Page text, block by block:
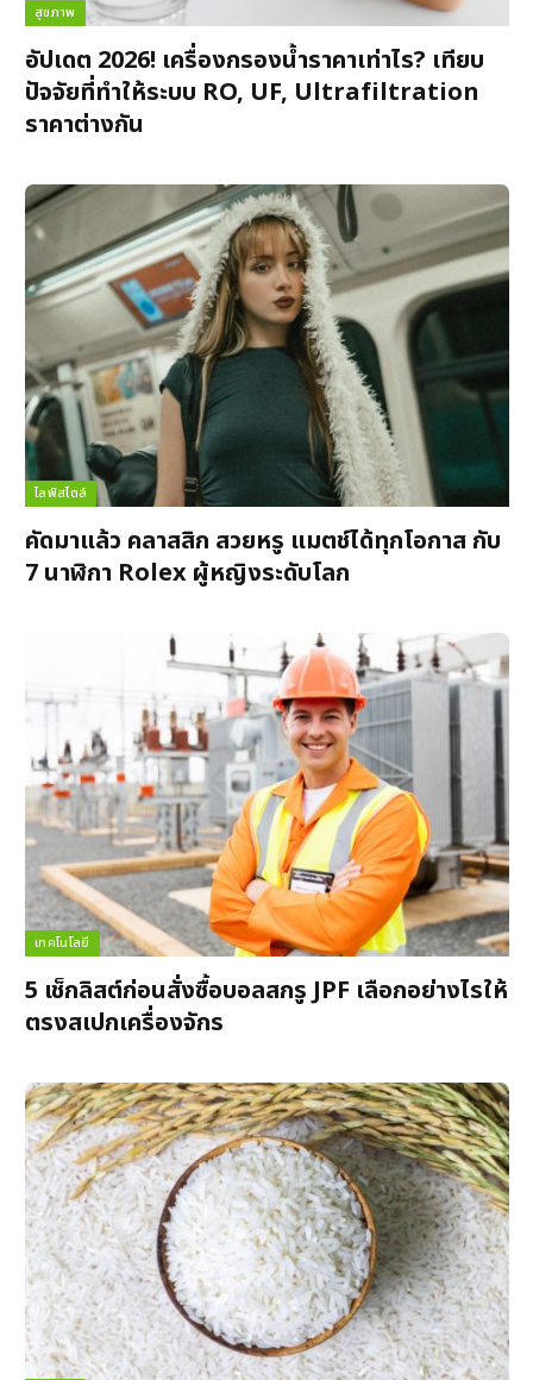
สุขภาพ
อัปเดต 2026! เครื่องกรองน้ำราคาเท่าไร? เทียบ
ปัจจัยที่ทำให้ระบบ RO, UF, Ultrafiltration
ราคาต่างกัน
ไลฟ์สไตล์
คัดมาแล้ว คลาสสิก สวยหรู แมตช์ได้ทุกโอกาส กับ
7 นาฬิกา Rolex ผู้หญิงระดับโลก
เทคโนโลยี
5 เช็กลิสต์ก่อนสั่งซื้อบอลสกรู JPF เลือกอย่างไรให้
ตรงสเปกเครื่องจักร